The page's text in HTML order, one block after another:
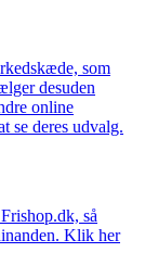
som
desuden
online
se deres udvalg.
så
Klik her